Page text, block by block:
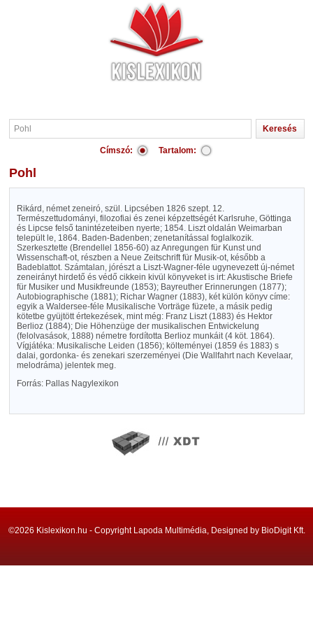
Címszó: Tartalom:
Pohl
Rikárd, német zeneiró, szül. Lipcsében 1826 szept. 12.
Természettudományi, filozofiai és zenei képzettségét Karlsruhe, Göttinga
és Lipcse felső tanintézeteiben nyerte; 1854. Liszt oldalán Weimarban
települt le, 1864. Baden-Badenben; zenetanítással foglalkozik.
Szerkesztette (Brendellel 1856-60) az Anregungen für Kunst und
Wissenschaft-ot, részben a Neue Zeitschrift für Musik-ot, később a
Badeblattot. Számtalan, jórészt a Liszt-Wagner-féle ugynevezett új-német
zeneirányt hirdető és védő cikkein kivül könyveket is irt: Akustische Briefe
für Musiker und Musikfreunde (1853); Bayreuther Erinnerungen (1877);
Autobiographische (1881); Richar Wagner (1883), két külön könyv címe:
egyik a Waldersee-féle Musikalische Vorträge füzete, a másik pedig
kötetbe gyüjtött értekezések, mint még: Franz Liszt (1883) és Hektor
Berlioz (1884); Die Höhenzüge der musikalischen Entwickelung
(felolvasások, 1888) németre fordította Berlioz munkáit (4 köt. 1864).
Vígjátéka: Musikalische Leiden (1856); költeményei (1859 és 1883) s
dalai, gordonka- és zenekari szerzeményei (Die Wallfahrt nach Kevelaar,
melodráma) jelentek meg.
Forrás: Pallas Nagylexikon
©2026 Kislexikon.hu - Copyright Lapoda Multimédia, Designed by BioDigit Kft.